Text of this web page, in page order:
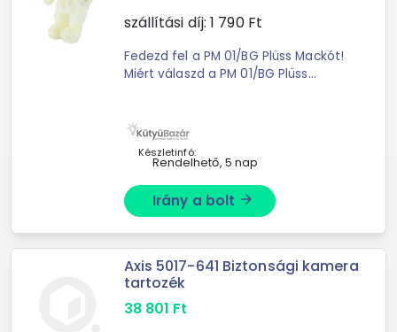
szállítási díj: 1 790Ft
Fedezd fel a PM 01/BG Plüss Mackót!
Miért válaszd a PM 01/BG Plüss
egyszerre játék és ...
Készletinfó:
Rendelhető, 5 nap
Irány a bolt arrow_forward
Axis 5017-641 Biztonsági kamera
tartozék
38 801 Ft